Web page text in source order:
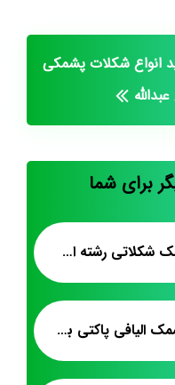
انواع شکلات پشمکی
برای شما
خرید مستقیم پشمک شکلاتی رشته ای شلاله
تولید و صادرات پشمک الیافی پاکتی به عراق